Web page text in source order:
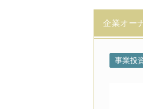
企業オー
事業投